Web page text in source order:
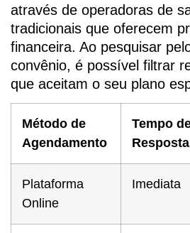
através de operadoras de
tradicionais que oferecem
financeira. Ao pesquisar
convênio, é possível filtrar
que aceitam o seu plano
Método de
Agendamento
Tempo
Resposta
Plataforma
Online
Imediata